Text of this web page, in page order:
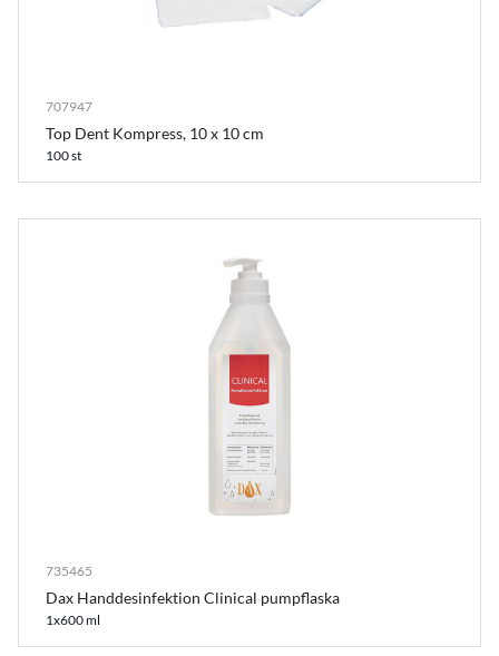
707947
Top Dent Kompress, 10 x 10 cm
100 st
735465
Dax Handdesinfektion Clinical pumpflaska
1x600 ml